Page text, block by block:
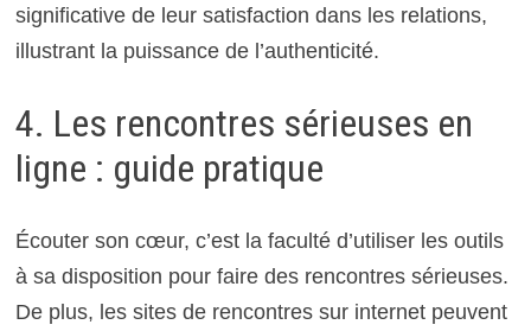
significative de leur satisfaction dans les relations,
illustrant la puissance de l’authenticité.
4. Les rencontres sérieuses en
ligne : guide pratique
Écouter son cœur, c’est la faculté d’utiliser les outils
à sa disposition pour faire des rencontres sérieuses.
De plus, les sites de rencontres sur internet peuvent